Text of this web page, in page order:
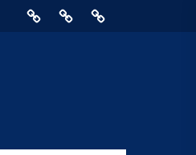
HomePrivacyAthirady